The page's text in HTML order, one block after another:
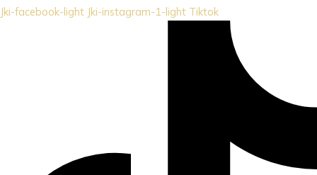
Jki-facebook-light Jki-instagram-1-light Tiktok